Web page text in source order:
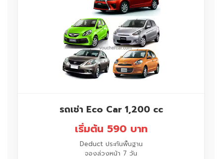
รถเช่า Eco Car 1,200 cc
เริ่มต้น 590 บาท
Deduct ประกันพื้นฐาน
จองล่วงหน้า 7 วัน